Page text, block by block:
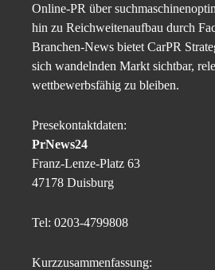
Online-PR über
hin zu Reichweitenaufbau durch
Branchen-News bietet CarPR
sich wandelnden Markt sichtbar,
wettbewerbsfähig zu bleiben.
Presekontaktdaten:
PrNews24
Franz-Lenze-Platz 63
47178 Duisburg
Tel: 0203-4799808
Kurzzusammenfassung: